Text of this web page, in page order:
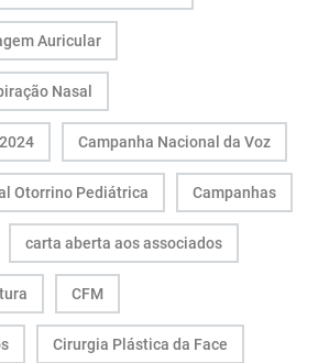
Auricular
Nasal
Campanha Nacional da Voz
Otorrino Pediátrica Campanhas
carta aberta aos associados
CFM
Cirurgia Plástica da Face